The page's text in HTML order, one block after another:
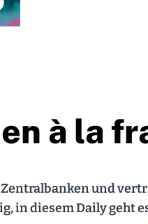
à la
und
in diesem Daily geht